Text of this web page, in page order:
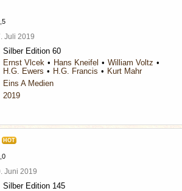
Juli 2019
Silber Edition 60
Ernst Vlcek Hans Kneifel
William Voltz
H.G. Ewers
H.G. Francis
Kurt Mahr
Eins A Medien
2019
HOT
Juni 2019
Silber Edition 145